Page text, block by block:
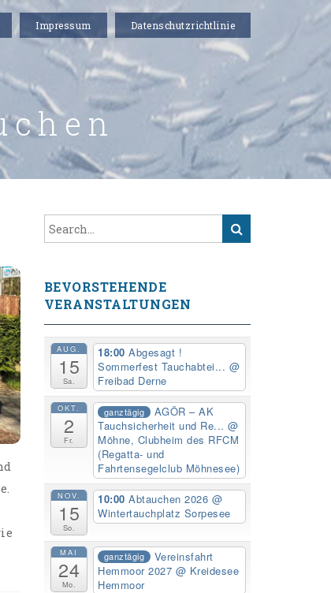
Impressum Datenschutzrichtlinie
BEVORSTEHENDE
VERANSTALTUNGEN
AUG.
15
Sa.
18:00Abgesagt !
Sommerfest Tauchabtei... @
Freibad Derne
OKT.
2
Fr.
ganztägig
AGÖR – AK
Tauchsicherheit und Re...@
Möhne, Clubheim des RFCM
(Regatta- und
Fahrtensegelclub Möhnesee)
NOV.
15
So.
10:00Abtauchen 2026 @
Wintertauchplatz Sorpesee
MAI
24
Mo.
ganztägig
Vereinsfahrt
Hemmoor 2027 @ Kreidesee
Hemmoor